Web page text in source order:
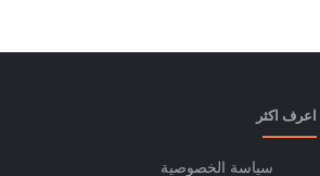
اعرف اكثر
سياسة الخصوصية